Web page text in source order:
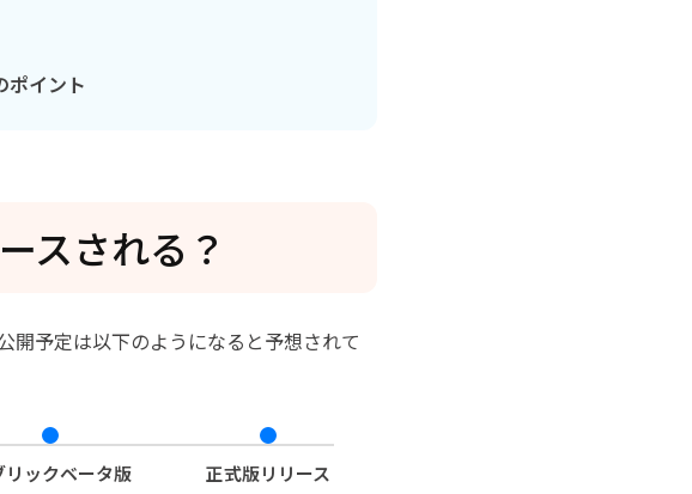
ポイント
スされる？
開予定は以下のようになると予想されて
リックベータ版 正式版リリース